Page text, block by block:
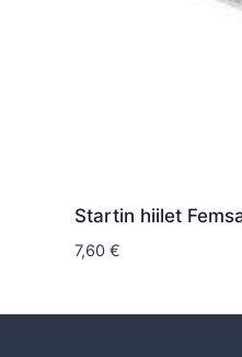
Startin hiilet
7,60 €